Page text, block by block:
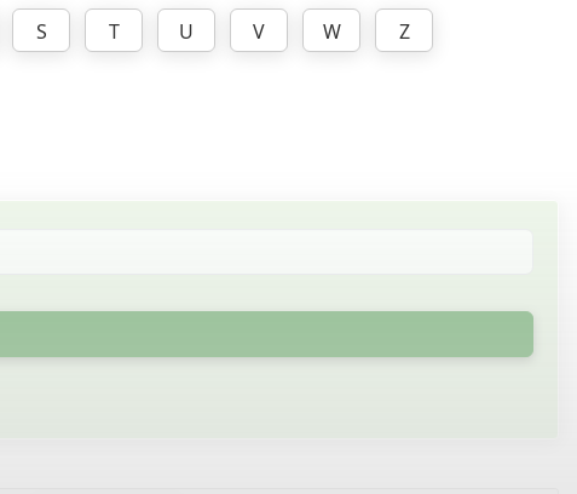
S T U V W
Z